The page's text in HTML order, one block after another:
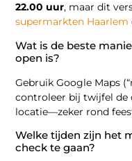
22.00 uur, maar dit
supermarkten Haarlem
Wat is de beste
open is?
Gebruik Google Maps
controleer bij twijfel de
locatie—zeker rond
Welke tijden zijn het
check te gaan?